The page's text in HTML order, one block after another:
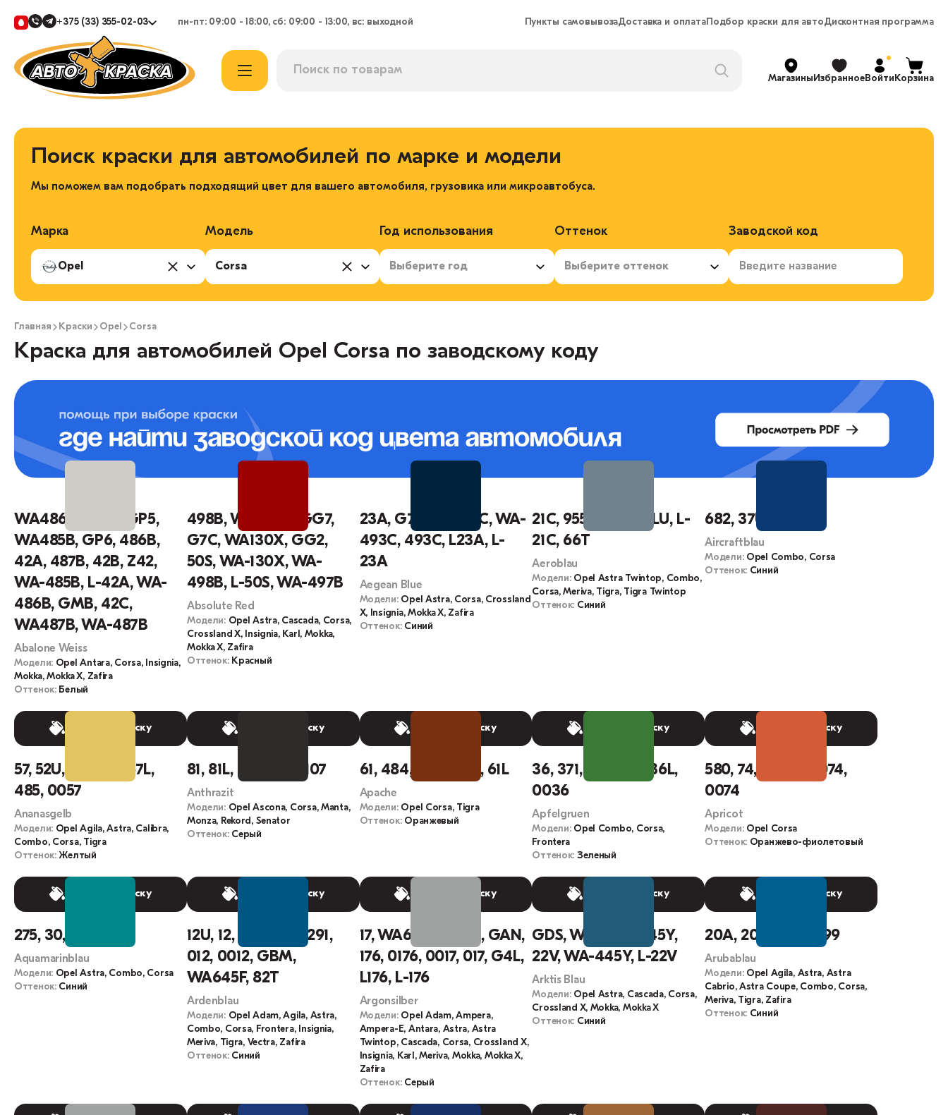
+375 (33) 355-02-03 пн-пт: 09:00 - 18:00, сб: 09:00 - 13:00, вс: выходной Пункты самовывозаДоставка и оплатаПодбор краски для автоДисконтная программа
МагазиныИзбранноеВойтиКорзина
Поиск краски для автомобилей по марке и модели
Мы поможем вам подобрать подходящий цвет для вашего автомобиля, грузовика или микроавтобуса.
Марка
Opel
Модель
Corsa
Год использования
Выберите год
Оттенок
Выберите оттенок
Заводской код
Главная Краски Opel Corsa
Краска для автомобилей Opel Corsa по заводскому коду
WA486B, 485B, GP5,
WA485B, GP6, 486B,
42A, 487B, 42B, Z42,
WA-485B, L-42A, WA-
486B, GMB, 42C,
WA487B, WA-487B
Abalone Weiss
Модели: Opel Antara, Corsa, Insignia,
Mokka, Mokka X, Zafira
Оттенок: Белый
Выбрать краску
498B, WA498B, GG7,
G7C, WA130X, GG2,
50S, WA-130X, WA-
498B, L-50S, WA-497B
Absolute Red
Модели: Opel Astra, Cascada, Corsa,
Crossland X, Insignia, Karl, Mokka,
Mokka X, Zafira
Оттенок: Красный
Выбрать краску
23A, G7I, WA493C, WA-
493C, 493C, L23A, L-
23A
Aegean Blue
Модели: Opel Astra, Corsa, Crossland
X, Insignia, Mokka X, Zafira
Оттенок: Синий
Выбрать краску
21C, 955L, 4MU, 0LU, L-
21C, 66T
Aeroblau
Модели: Opel Astra Twintop, Combo,
Corsa, Meriva, Tigra, Tigra Twintop
Оттенок: Синий
Выбрать краску
682, 37U, 18L
Aircraftblau
Модели: Opel Combo, Corsa
Оттенок: Синий
Выбрать краску
57, 52U, YG, 057, 57L,
485, 0057
Ananasgelb
Модели: Opel Agila, Astra, Calibra,
Combo, Corsa, Tigra
Оттенок: Желтый
Выбрать краску
81, 81L, 107, 081, 0107
Anthrazit
Модели: Opel Ascona, Corsa, Manta,
Monza, Rekord, Senator
Оттенок: Серый
Выбрать краску
61, 484, 061, 0061, 61L
Apache
Модели: Opel Corsa, Tigra
Оттенок: Оранжевый
Выбрать краску
36, 371, 036, EM, 36L,
0036
Apfelgruen
Модели: Opel Combo, Corsa,
Frontera
Оттенок: Зеленый
Выбрать краску
580, 74, 74L, NZ, 074,
0074
Apricot
Модели: Opel Corsa
Оттенок: Оранжево-фиолетовый
Выбрать краску
275, 30, 30L, 030
Aquamarinblau
Модели: Opel Astra, Combo, Corsa
Оттенок: Синий
12U, 12, 12L, 645F, 291,
012, 0012, GBM,
WA645F, 82T
Ardenblau
Модели: Opel Adam, Agila, Astra,
Combo, Corsa, Frontera, Insignia,
Meriva, Tigra, Vectra, Zafira
Оттенок: Синий
17, WA636R, 636R, GAN,
176, 0176, 0017, 017, G4L,
L176, L-176
Argonsilber
Модели: Opel Adam, Ampera,
Ampera-E, Antara, Astra, Astra
Twintop, Cascada, Corsa, Crossland X,
Insignia, Karl, Meriva, Mokka, Mokka X,
Zafira
Оттенок: Серый
GDS, WA445Y, 445Y,
22V, WA-445Y, L-22V
Arktis Blau
Модели: Opel Astra, Cascada, Corsa,
Crossland X, Mokka, Mokka X
Оттенок: Синий
20A, 20U, 24L, B199
Arubablau
Модели: Opel Agila, Astra, Astra
Cabrio, Astra Coupe, Combo, Corsa,
Meriva, Tigra, Zafira
Оттенок: Синий